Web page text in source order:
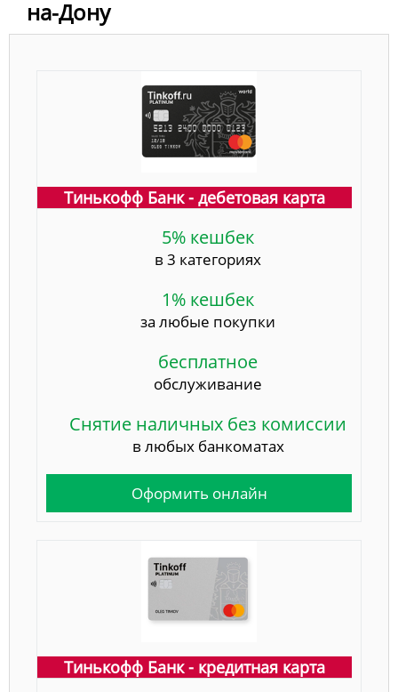
на-Дону
Тинькофф Банк - дебетовая карта
5% кешбек
в 3 категориях
1% кешбек
за любые покупки
бесплатное
обслуживание
Снятие наличных без комиссии
в любых банкоматах
Оформить онлайн
Тинькофф Банк - кредитная карта